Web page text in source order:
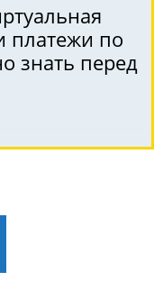
платежи по
знать перед